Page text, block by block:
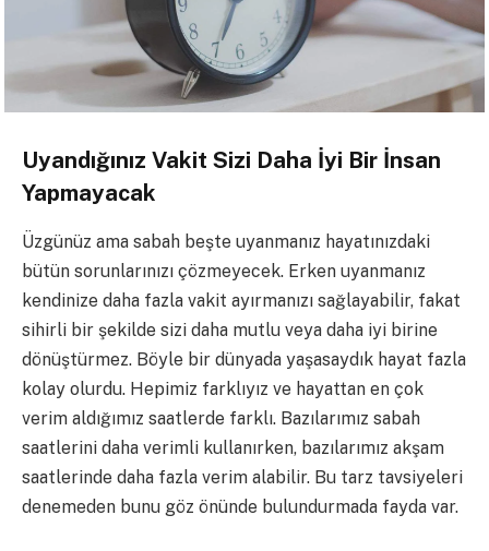
Uyandığınız Vakit Sizi Daha İyi Bir İnsan
Yapmayacak
Üzgünüz ama sabah beşte uyanmanız hayatınızdaki
bütün sorunlarınızı çözmeyecek. Erken uyanmanız
kendinize daha fazla vakit ayırmanızı sağlayabilir, fakat
sihirli bir şekilde sizi daha mutlu veya daha iyi birine
dönüştürmez. Böyle bir dünyada yaşasaydık hayat fazla
kolay olurdu. Hepimiz farklıyız ve hayattan en çok
verim aldığımız saatlerde farklı. Bazılarımız sabah
saatlerini daha verimli kullanırken, bazılarımız akşam
saatlerinde daha fazla verim alabilir. Bu tarz tavsiyeleri
denemeden bunu göz önünde bulundurmada fayda var.